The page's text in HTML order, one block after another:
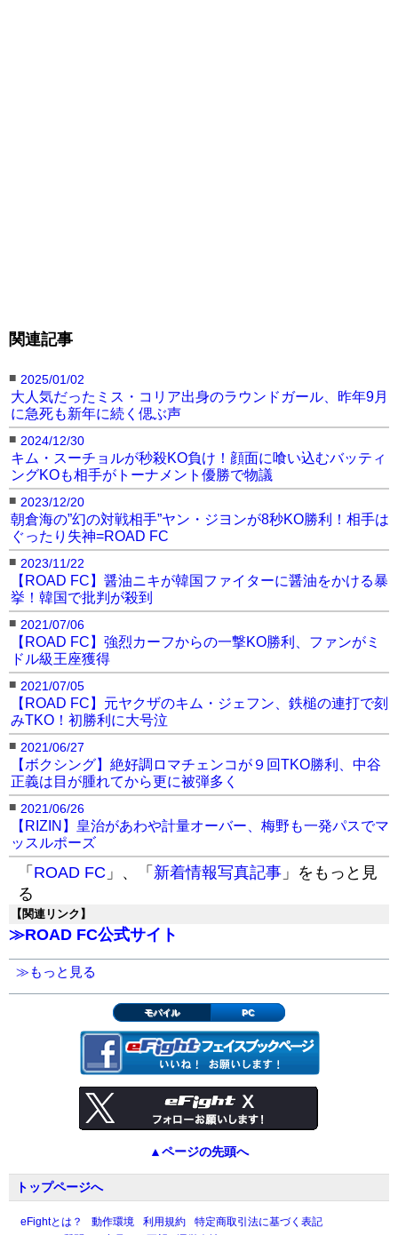
関連記事
■ 2025/01/02
大人気だったミス・コリア出身のラウンドガール、昨年9月
に急死も新年に続く偲ぶ声
■ 2024/12/30
キム・スーチョルが秒殺KO負け！顔面に喰い込むバッティ
ングKOも相手がトーナメント優勝で物議
■ 2023/12/20
朝倉海の”幻の対戦相手”ヤン・ジヨンが8秒KO勝利！相手は
ぐったり失神=ROAD FC
■ 2023/11/22
【ROAD FC】醤油ニキが韓国ファイターに醤油をかける暴
挙！韓国で批判が殺到
■ 2021/07/06
【ROAD FC】強烈カーフからの一撃KO勝利、ファンがミ
ドル級王座獲得
■ 2021/07/05
【ROAD FC】元ヤクザのキム・ジェフン、鉄槌の連打で刻
みTKO！初勝利に大号泣
■ 2021/06/27
【ボクシング】絶好調ロマチェンコが９回TKO勝利、中谷
正義は目が腫れてから更に被弾多く
■ 2021/06/26
【RIZIN】皇治があわや計量オーバー、梅野も一発パスでマ
ッスルポーズ
「 ROAD FC 」、「 新着情報写真記事 」をもっと見
る
【関連リンク】
≫ROAD FC公式サイト
≫もっと見る
モバイル PC
▲ページの先頭へ
トップページへ
eFightとは？ 動作環境 利用規約
特定商取引法に基づく表記